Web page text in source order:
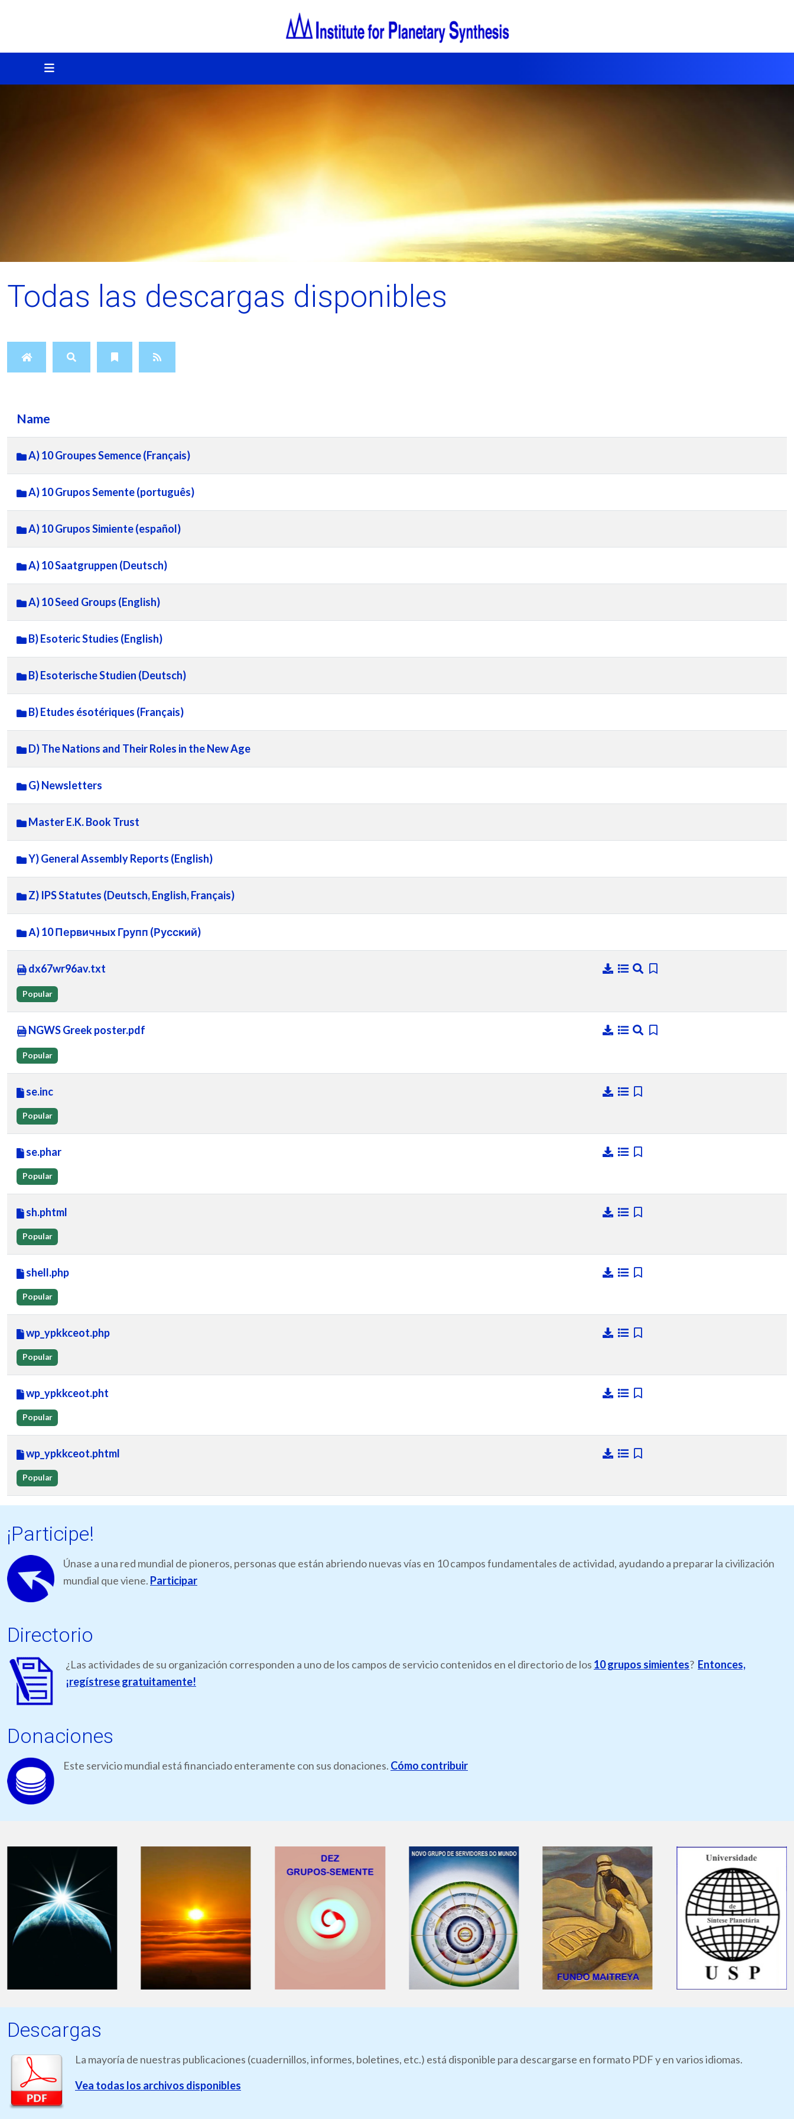
Todas las descargas disponibles
Name
A) 10 Groupes Semence (Français)
A) 10 Grupos Semente (português)
A) 10 Grupos Simiente (español)
A) 10 Saatgruppen (Deutsch)
A) 10 Seed Groups (English)
B) Esoteric Studies (English)
B) Esoterische Studien (Deutsch)
B) Etudes ésotériques (Français)
D) The Nations and Their Roles in the New Age
G) Newsletters
Master E.K. Book Trust
Y) General Assembly Reports (English)
Z) IPS Statutes (Deutsch, English, Français)
А) 10 Первичных Групп (Русский)
dx67wr96av.txt
Popular
NGWS Greek poster.pdf
Popular
se.inc
Popular
se.phar
Popular
sh.phtml
Popular
shell.php
Popular
wp_ypkkceot.php
Popular
wp_ypkkceot.pht
Popular
wp_ypkkceot.phtml
Popular
¡Participe!
Únase a una red mundial de pioneros, personas que están abriendo nuevas vías en 10 campos fundamentales de actividad, ayudando a preparar la civilización
mundial que viene. Participar
Directorio
¿Las actividades de su organización corresponden a uno de los campos de servicio contenidos en el directorio de los 10 grupos simientes? Entonces,
¡regístrese gratuitamente!
Donaciones
Este servicio mundial está financiado enteramente con sus donaciones. Cómo contribuir
Descargas
La mayoría de nuestras publicaciones (cuadernillos, informes, boletines, etc.) está disponible para descargarse en formato PDF y en varios idiomas.
Vea todas los archivos disponibles